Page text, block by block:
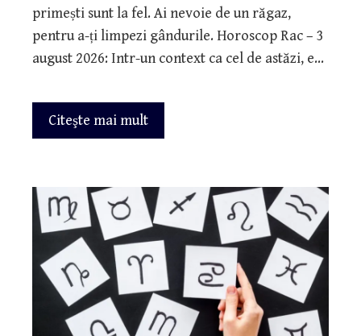
primești sunt la fel. Ai nevoie de un răgaz,
pentru a-ți limpezi gândurile. Horoscop Rac – 3
august 2026: Intr-un context ca cel de astăzi, e…
Citeşte mai mult